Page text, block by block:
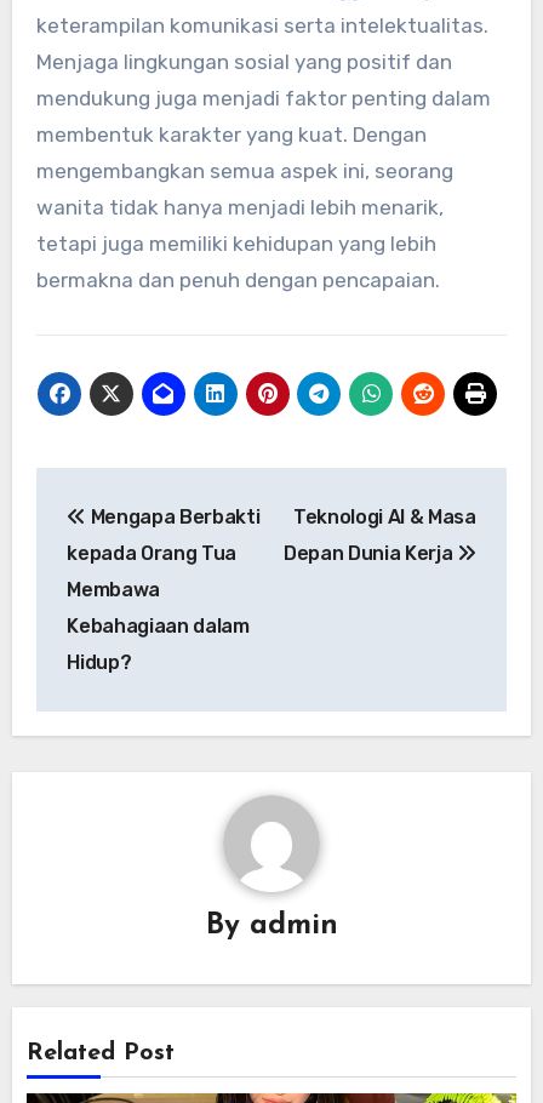
keterampilan komunikasi serta intelektualitas.
Menjaga lingkungan sosial yang positif dan
mendukung juga menjadi faktor penting dalam
membentuk karakter yang kuat. Dengan
mengembangkan semua aspek ini, seorang
wanita tidak hanya menjadi lebih menarik,
tetapi juga memiliki kehidupan yang lebih
bermakna dan penuh dengan pencapaian.
pos
Mengapa Berbakti
kepada Orang Tua
Membawa
Kebahagiaan dalam
Hidup?
Teknologi AI & Masa
Depan Dunia Kerja
By admin
Related Post